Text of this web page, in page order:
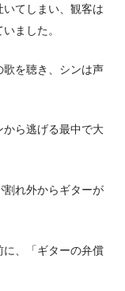
てしまい、観客は
ました。
を聴き、シンは声
ら逃げる最中で大
れ外からギターが
、「ギターの弁償